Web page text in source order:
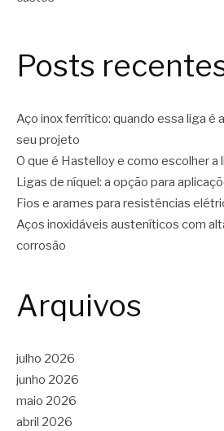
Posts
Aço inox ferrítico: quando essa liga é
seu projeto
O que é Hastelloy e como escolher a
Ligas de níquel: a opção para
Fios e arames para resistências
Aços inoxidáveis austeníticos com
corrosão
Arquivos
julho 2026
junho 2026
maio 2026
abril 2026